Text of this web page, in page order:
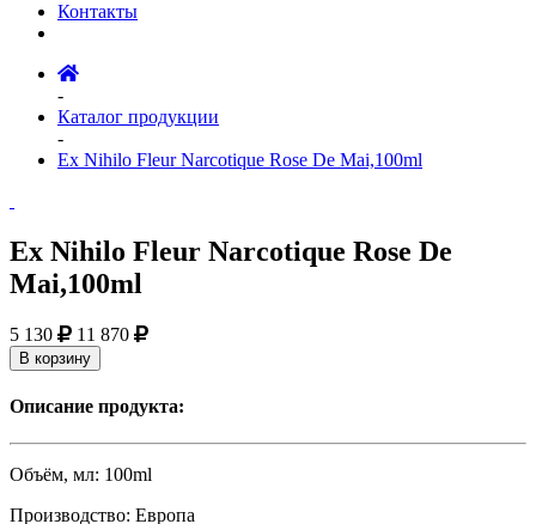
Контакты
-
Каталог продукции
-
Ex Nihilo Fleur Narcotique Rose De Mai,100ml
Ex Nihilo Fleur Narcotique Rose De
Mai,100ml
5 130 11 870
В корзину
Описание продукта:
Объём, мл: 100ml
Производство: Eвропа